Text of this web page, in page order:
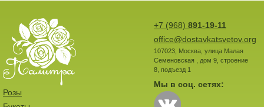
+7 (968) 891-19-11
office@dostavkatsvetov.org
107023, Москва, улица Малая
Семеновская , дом 9, строение
8, подъезд 1
Мы в соц. сетях:
Розы